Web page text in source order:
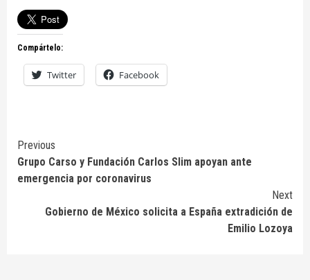
Compártelo:
Twitter Facebook
Continue
Reading
Previous
Grupo Carso y Fundación Carlos Slim apoyan ante
emergencia por coronavirus
Next
Gobierno de México solicita a España extradición de
Emilio Lozoya